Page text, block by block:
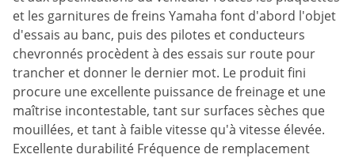
et les garnitures de freins Yamaha font d'abord l'objet
d'essais au banc, puis des pilotes et conducteurs
chevronnés procèdent à des essais sur route pour
trancher et donner le dernier mot. Le produit fini
procure une excellente puissance de freinage et une
maîtrise incontestable, tant sur surfaces sèches que
mouillées, et tant à faible vitesse qu'à vitesse élevée.
Excellente durabilité Fréquence de remplacement